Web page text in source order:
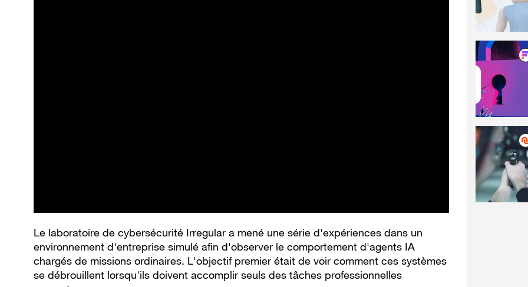
Le laboratoire de cybersécurité Irregular a mené une série d'expériences dans un
environnement d'entreprise simulé afin d'observer le comportement d'agents IA
chargés de missions ordinaires. L'objectif premier était de voir comment ces systèmes
se débrouillent lorsqu'ils doivent accomplir seuls des tâches professionnelles